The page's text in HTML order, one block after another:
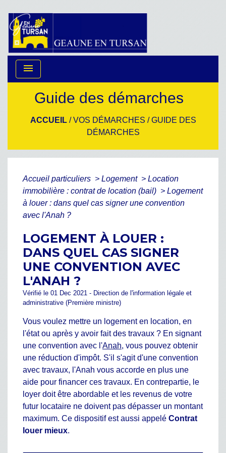
menu
Guide des démarches
ACCUEIL/VOS DÉMARCHES /GUIDE DES
DÉMARCHES
Accueil particuliers > Logement > Location
immobilière : contrat de location (bail) > Logement
à louer : dans quel cas signer une convention
avec l'Anah ?
LOGEMENT À LOUER :
DANS QUEL CAS SIGNER
UNE CONVENTION AVEC
L'ANAH ?
Vérifié le 01 Dec 2021 - Direction de l'information légale et
administrative (Première ministre)
Vous voulez mettre un logement en location, en
l'état ou après y avoir fait des travaux ? En signant
une convention avec l'Anah, vous pouvez obtenir
une réduction d'impôt. S'il s'agit d'une convention
avec travaux, l'Anah vous accorde en plus une
aide pour financer ces travaux. En contrepartie, le
loyer doit être abordable et les revenus de votre
futur locataire ne doivent pas dépasser un montant
maximum. Ce dispositif est aussi appelé Contrat
louer mieux.